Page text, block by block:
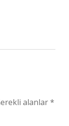
alanlar*